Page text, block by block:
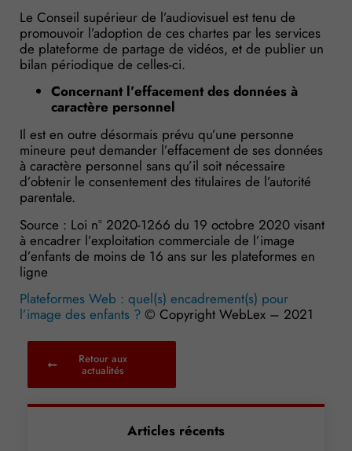
Le Conseil supérieur de l’audiovisuel est tenu de
promouvoir l’adoption de ces chartes par les services
de plateforme de partage de vidéos, et de publier un
bilan périodique de celles-ci.
Concernant l’effacement des données à
caractère personnel
Il est en outre désormais prévu qu’une personne
mineure peut demander l’effacement de ses données
à caractère personnel sans qu’il soit nécessaire
d’obtenir le consentement des titulaires de l’autorité
parentale.
Source : Loi n° 2020-1266 du 19 octobre 2020 visant
à encadrer l’exploitation commerciale de l’image
d’enfants de moins de 16 ans sur les plateformes en
ligne
Plateformes Web : quel(s) encadrement(s) pour
l’image des enfants ? © Copyright WebLex – 2021
Retour aux
actualités
Articles récents